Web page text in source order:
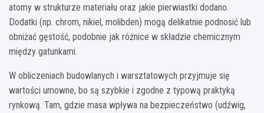
atomy w strukturze materiału oraz jakie pierwiastki dodano.
Dodatki (np. chrom, nikiel, molibden) mogą delikatnie podnosić lub
obniżać gęstość, podobnie jak różnice w składzie chemicznym
między gatunkami.
W obliczeniach budowlanych i warsztatowych przyjmuje się
wartości umowne, bo są szybkie i zgodne z typową praktyką
rynkową. Tam, gdzie masa wpływa na bezpieczeństwo (udźwig,